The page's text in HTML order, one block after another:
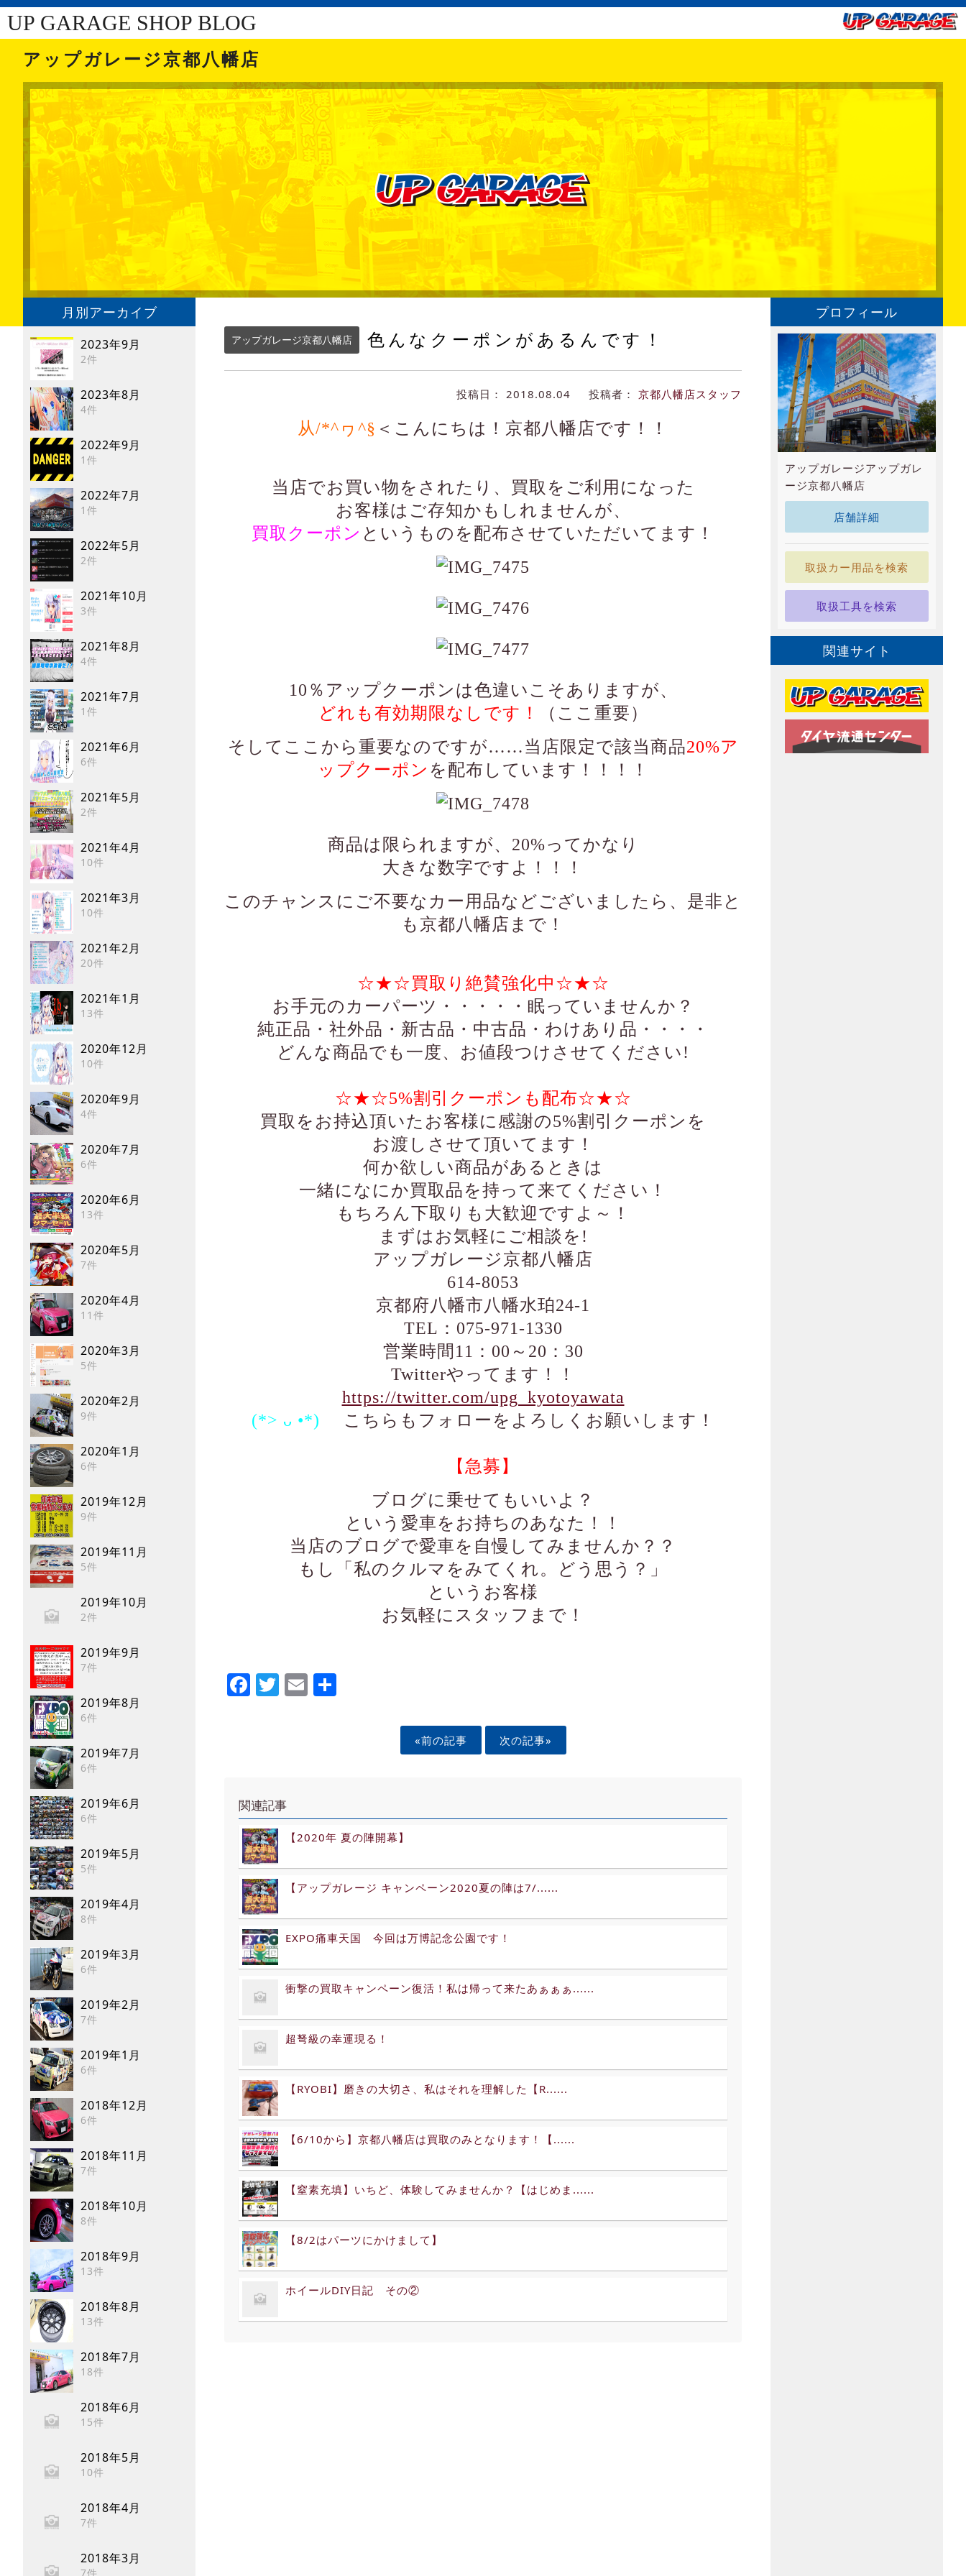
UP GARAGE SHOP BLOG
アップガレージ京都八幡店
月別アーカイブ
2023年9月
2件
2023年8月
4件
2022年9月
1件
2022年7月
1件
2022年5月
2件
2021年10月
3件
2021年8月
4件
2021年7月
1件
2021年6月
6件
2021年5月
2件
2021年4月
10件
2021年3月
10件
2021年2月
20件
2021年1月
13件
2020年12月
10件
2020年9月
4件
2020年7月
6件
2020年6月
13件
2020年5月
7件
2020年4月
11件
2020年3月
5件
2020年2月
9件
2020年1月
6件
2019年12月
9件
2019年11月
5件
2019年10月
2件
2019年9月
7件
2019年8月
6件
2019年7月
6件
2019年6月
6件
2019年5月
5件
2019年4月
8件
2019年3月
6件
2019年2月
7件
2019年1月
6件
2018年12月
6件
2018年11月
7件
2018年10月
8件
2018年9月
13件
2018年8月
13件
2018年7月
18件
2018年6月
15件
2018年5月
10件
2018年4月
7件
2018年3月
7件
アップガレージ京都八幡店 色んなクーポンがあるんです！
投稿日： 2018.08.04 投稿者： 京都八幡店スタッフ
从/*^ヮ^§ ＜こんにちは！京都八幡店です！！
当店でお買い物をされたり、買取をご利用になった
お客様はご存知かもしれませんが、
買取クーポン という ものを配布させていただいてます！
10％アップクーポンは色違いこそありますが、
どれも有効期限なしです！
（ここ重要）
そしてここから重要なのですが……当店限定で該当商品20%ア
ップクーポン を配布しています！！！！
商品は限られますが、20%ってかなり
大きな数字ですよ！！！
このチャンスにご不要なカー用品などございましたら、是非と
も京都八幡店まで！
☆★☆買取り絶賛強化中☆★☆
お手元のカーパーツ・・・・・眠っていませんか？
純正品・社外品・新古品・中古品・わけあり品・・・・
どんな商品でも一度、お値段つけさせてください!
☆★☆5%割引クーポンも配布☆★☆
買取をお持込頂いたお客様に感謝の5%割引クーポンを
お渡しさせて頂いてます！
何か欲しい商品があるときは
一緒になにか買取品を持って来てください！
もちろん下取りも大歓迎ですよ～！
まずはお気軽にご相談を!
アップガレージ京都八幡店
614-8053
京都府八幡市八幡水珀24-1
TEL：075-971-1330
営業時間11：00～20：30
Twitterやってます！！
https://twitter.com/upg_kyotoyawata
(*> ᴗ •*)ゞ
こちらもフォローをよろしくお願いします！
【急募】
ブログに乗せてもいいよ？
という愛車をお持ちのあなた！！
当店のブログで愛車を自慢してみませんか？？
もし「私のクルマをみてくれ。どう思う？」
というお客様
お気軽にスタッフまで！
Facebook
Twitter
Email
«前の記事 次の記事»
関連記事
【2020年 夏の陣開幕】
【アップガレージ キャンペーン2020夏の陣は7/......
EXPO痛車天国 今回は万博記念公園です！
衝撃の買取キャンペーン復活！私は帰って来たあぁぁぁ......
超弩級の幸運現る！
【RYOBI】磨きの大切さ、私はそれを理解した【R......
【6/10から】京都八幡店は買取のみとなります！【......
【窒素充填】いちど、体験してみませんか？【はじめま......
【8/2はパーツにかけまして】
ホイールDIY日記 その②
プロフィール
アップガレージアップガレ
ージ京都八幡店
店舗詳細
取扱カー用品を検索
取扱工具を検索
関連サイト